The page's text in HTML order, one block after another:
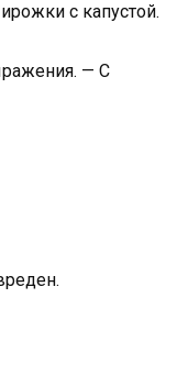
с капустой.
— С